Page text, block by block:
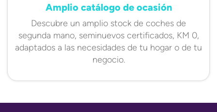
Amplio catálogo de ocasión
Descubre un amplio stock de coches de
segunda mano, seminuevos certificados, KM 0,
adaptados a las necesidades de tu hogar o de tu
negocio.